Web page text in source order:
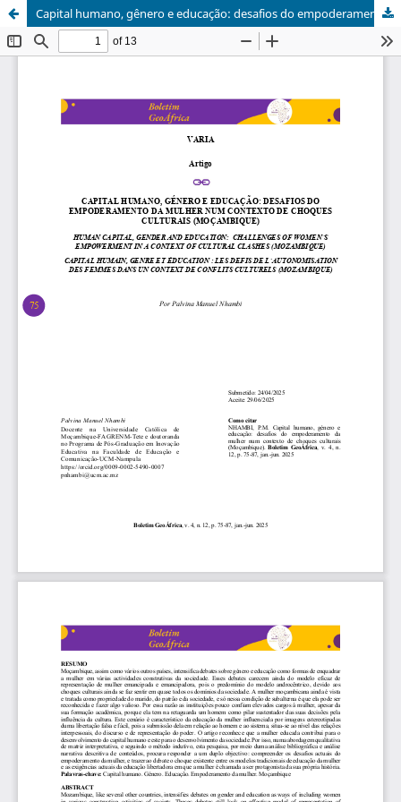
Capital humano, gênero e educação: desafios do empoderamento da mulher num contexto de choques culturais (Moçambique)